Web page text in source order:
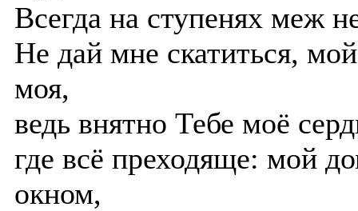
Всегда на ступенях меж
Не дай мне скатиться,
моя,
ведь внятно Тебе моё
где всё преходяще: мой
окном,